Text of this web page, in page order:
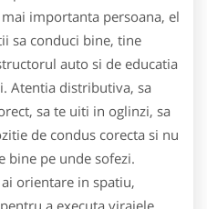
importanta persoana, el
sa conduci bine, tine
auto si de educatia
Atentia distributiva, sa
sa te uiti in oglinzi, sa
de condus corecta si nu
bine pe unde sofezi.
orientare in spatiu,
a executa virajele